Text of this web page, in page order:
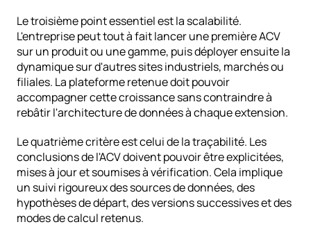
Le troisième point essentiel est la scalabilité.
L'entreprise peut tout à fait lancer une première ACV
sur un produit ou une gamme, puis déployer ensuite la
dynamique sur d'autres sites industriels, marchés ou
filiales. La plateforme retenue doit pouvoir
accompagner cette croissance sans contraindre à
rebâtir l'architecture de données à chaque extension.
Le quatrième critère est celui de la traçabilité. Les
conclusions de l'ACV doivent pouvoir être explicitées,
mises à jour et soumises à vérification. Cela implique
un suivi rigoureux des sources de données, des
hypothèses de départ, des versions successives et des
modes de calcul retenus.